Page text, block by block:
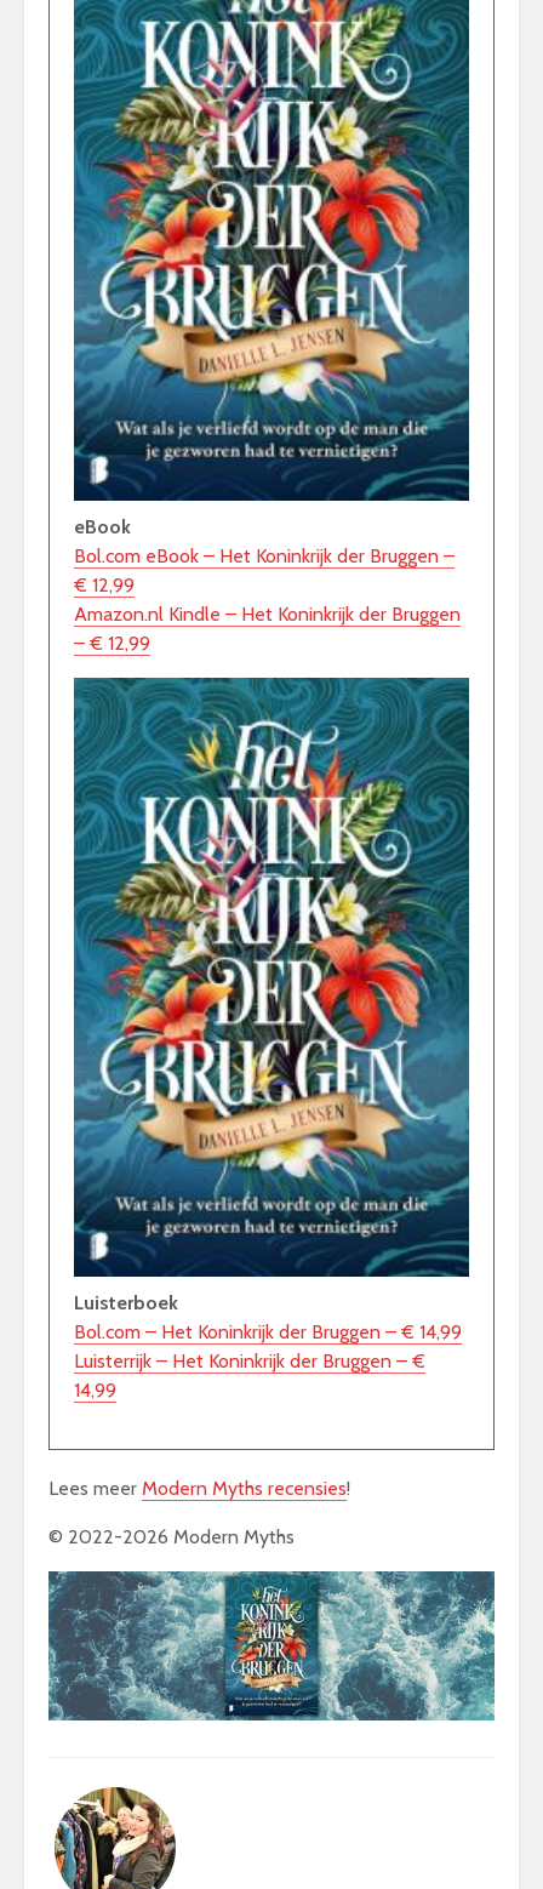
eBook
Bol.com eBook – Het Koninkrijk der Bruggen –
€ 12,99
Amazon.nl Kindle – Het Koninkrijk der Bruggen
– € 12,99
Luisterboek
Bol.com – Het Koninkrijk der Bruggen – € 14,99
Luisterrijk – Het Koninkrijk der Bruggen – €
14,99
Lees meer Modern Myths recensies!
© 2022-2026 Modern Myths